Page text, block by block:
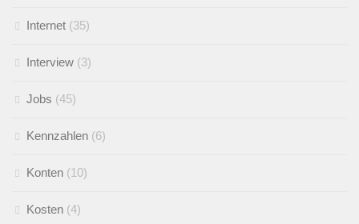
Internet (35)
Interview (3)
Jobs (45)
Kennzahlen (6)
Konten (10)
Kosten (4)